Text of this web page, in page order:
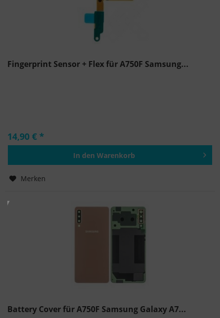
Fingerprint Sensor + Flex für A750F Samsung...
14,90 € *
In den Warenkorb
Merken
Battery Cover für A750F Samsung Galaxy A7...